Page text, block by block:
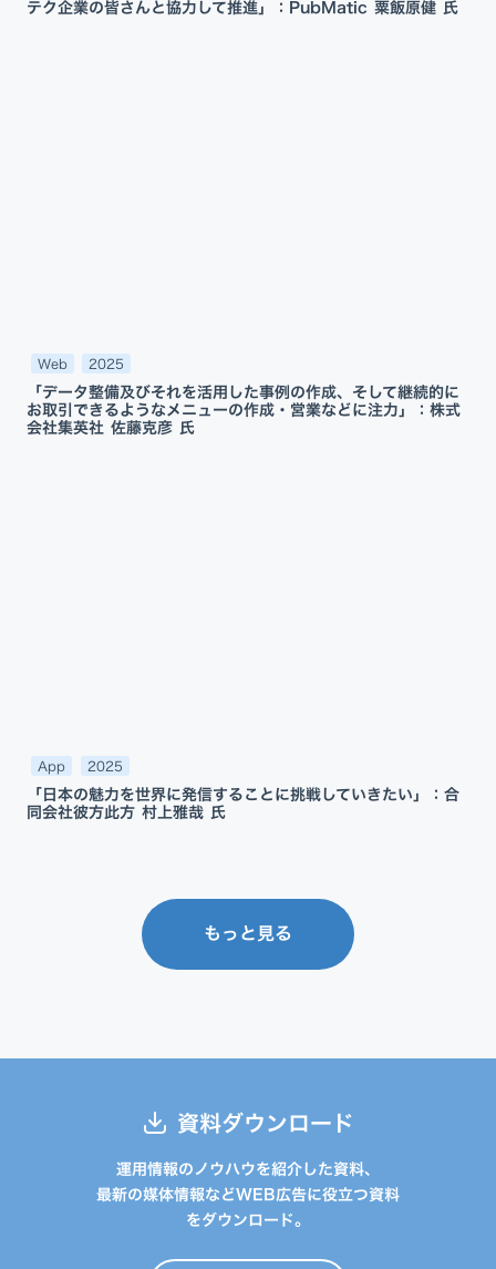
テク企業の皆さんと協力して推進」：PubMatic 粟飯原健 氏
Web 2025
「データ整備及びそれを活用した事例の作成、そして継続的に
お取引できるようなメニューの作成・営業などに注力」：株式
会社集英社 佐藤克彦 氏
App 2025
「日本の魅力を世界に発信することに挑戦していきたい」：合
同会社彼方此方 村上雅哉 氏
もっと見る
資料ダウンロード
運用情報のノウハウを紹介した資料、
最新の媒体情報などWEB広告に役立つ資料
をダウンロード。